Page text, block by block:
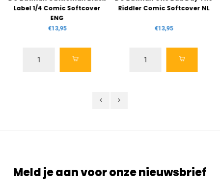
Label 1/4 Comic Softcover
ENG
€13,95
Riddler Comic Softcover NL
€13,95
Meld je aan voor onze nieuwsbrief